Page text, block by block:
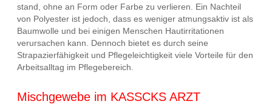
stand, ohne an Form oder Farbe zu verlieren. Ein Nachteil
von Polyester ist jedoch, dass es weniger atmungsaktiv ist als
Baumwolle und bei einigen Menschen Hautirritationen
verursachen kann. Dennoch bietet es durch seine
Strapazierfähigkeit und Pflegeleichtigkeit viele Vorteile für den
Arbeitsalltag im Pflegebereich.
Mischgewebe im KASSCKS ARZT